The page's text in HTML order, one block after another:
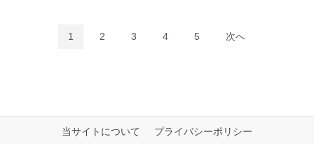
1 2 3 4 5 次へ
当サイトについて
プライバシーポリシー